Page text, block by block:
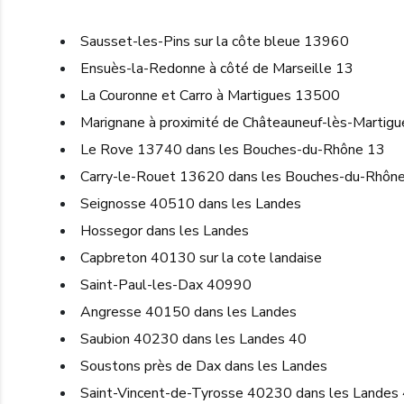
Sausset-les-Pins sur la côte bleue 13960
Ensuès-la-Redonne à côté de Marseille 13
La Couronne et Carro à Martigues 13500
Marignane à proximité de Châteauneuf-lès-
Le Rove 13740 dans les Bouches-du-Rhône 13
Carry-le-Rouet 13620 dans les Bouches-du-Rhône
Seignosse 40510 dans les Landes
Hossegor dans les Landes
Capbreton 40130 sur la cote landaise
Saint-Paul-les-Dax 40990
Angresse 40150 dans les Landes
Saubion 40230 dans les Landes 40
Soustons près de Dax dans les Landes
Saint-Vincent-de-Tyrosse 40230 dans les Landes